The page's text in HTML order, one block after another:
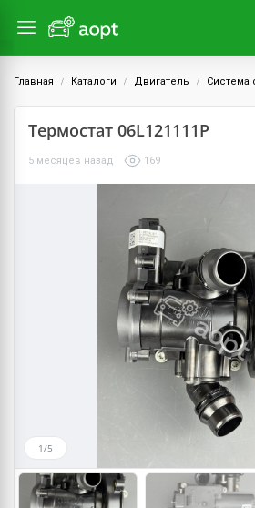
Главная Каталоги Двигатель Система
Термостат 06L121111P
5 месяцев назад 169
1/5